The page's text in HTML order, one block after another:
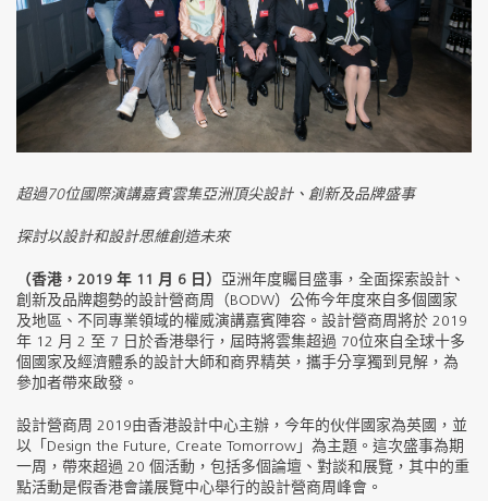
超過70位國際演講嘉賓雲集亞洲頂尖設計、創新及品牌盛事
探討以設計和設計思維創造未來
（香港， 2019 年 11 月 6 日） 亞洲年度矚目盛事，全面探索設計、
創新及品牌趨勢的設計營商周（BODW）公佈今年度來自多個國家
及地區、不同專業領域的權威演講嘉賓陣容。設計營商周將於 2019
年 12 月 2 至 7 日於香港舉行，屆時將雲集超過 70位來自全球十多
個國家及經濟體系的設計大師和商界精英，攜手分享獨到見解，為
參加者帶來啟發。
設計營商周 2019由香港設計中心主辦，今年的伙伴國家為英國，並
以「Design the Future, Create Tomorrow」為主題。這次盛事為期
一周，帶來超過 20 個活動，包括多個論壇、對談和展覽，其中的重
點活動是假香港會議展覽中心舉行的設計營商周峰會。